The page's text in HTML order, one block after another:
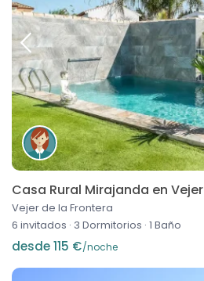
Casa Rural Mirajanda en Vejer
Vejer de la Frontera
6 invitados · 3 Dormitorios · 1 Baño
desde 115 €/noche